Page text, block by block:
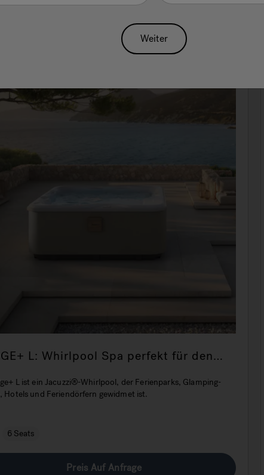
L: Whirlpool Spa perfekt für den
L ist ein Jacuzzi®-Whirlpool, der Ferienparks, Glamping-
Hotels und Feriendörfern gewidmet ist.
6 Seats
Preis Auf Anfrage
Weiter